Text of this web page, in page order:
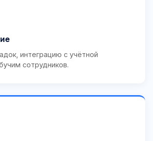
интеграцию с учётной
сотрудников.